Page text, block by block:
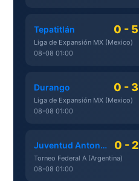
Tepatitlán 0 - 5
Liga de Expansión MX (Mexico)
08-08 01:00
Durango 0 - 3
Liga de Expansión MX (Mexico)
08-08 01:00
Juventud Antoniana 0 - 2
Torneo Federal A (Argentina)
08-08 01:00